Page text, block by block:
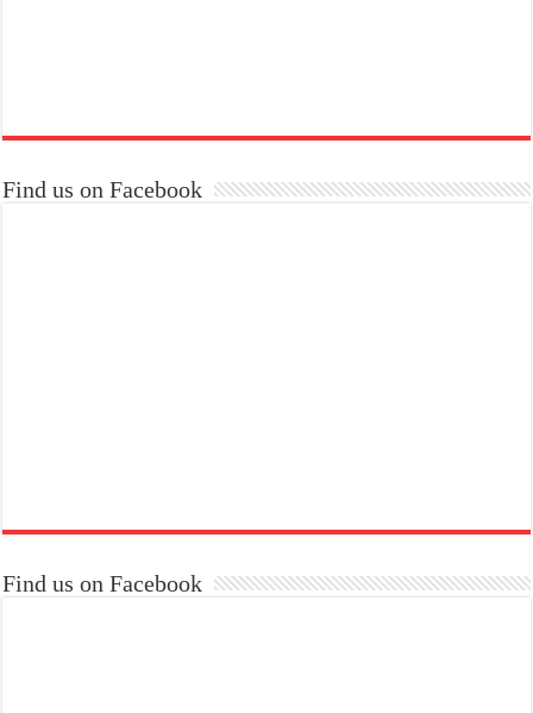
Find us on Facebook
Find us on Facebook